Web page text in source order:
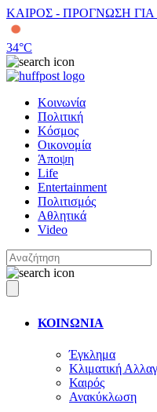
ΚΑΙΡΟΣ - ΠΡΟΓΝΩΣΗ
34°C
Κοινωνία
Πολιτική
Κόσμος
Οικονομία
Άποψη
Life
Entertainment
Πολιτισμός
Αθλητικά
Video
ΚΟΙΝΩΝΙΑ
Έγκλημα
Κλιματική
Καιρός
Ανακύκλωση